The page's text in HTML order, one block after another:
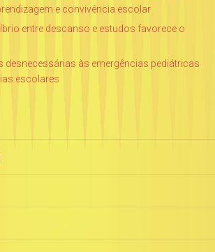
e convivência escolar
entre descanso e estudos favorece o
desnecessárias às emergências pediátricas
escolares